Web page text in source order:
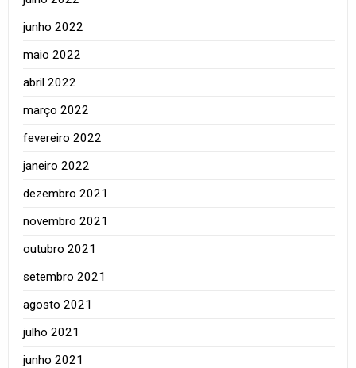
junho 2022
maio 2022
abril 2022
março 2022
fevereiro 2022
janeiro 2022
dezembro 2021
novembro 2021
outubro 2021
setembro 2021
agosto 2021
julho 2021
junho 2021